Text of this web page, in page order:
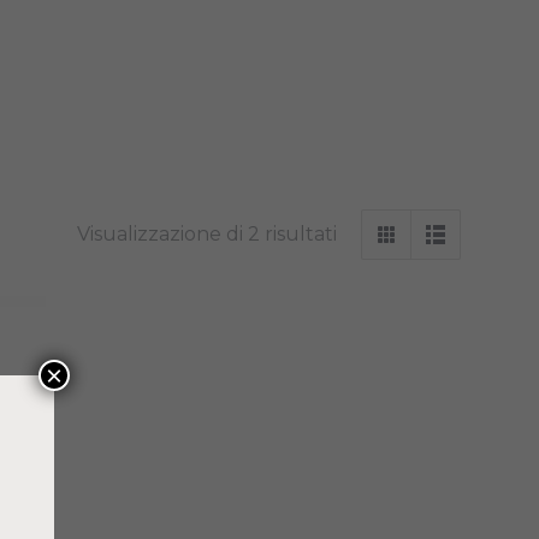
Visualizzazione di 2 risultati
×